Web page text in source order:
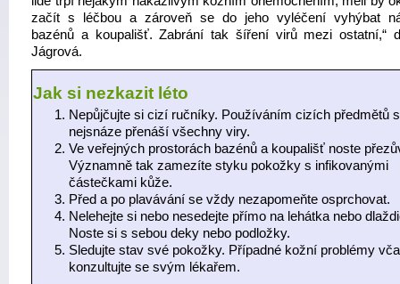
začít s léčbou a zároveň se do jeho vyléčení vyhýbat
bazénů a koupališť. Zabrání tak šíření virů mezi ostatní,“
Jágrová.
Jak si nezkazit léto
Nepůjčujte si cizí ručníky. Používáním cizích předmětů
nejsnáze přenáší všechny viry.
Ve veřejných prostorách bazénů a koupališť noste
Významně tak zamezíte styku pokožky s infikovanými
částečkami kůže.
Před a po plavávání se vždy nezapomeňte osprchovat.
Nelehejte si nebo nesedejte přímo na lehátka nebo
Noste si s sebou deky nebo podložky.
Sledujte stav své pokožky. Případné kožní problémy
konzultujte se svým lékařem.